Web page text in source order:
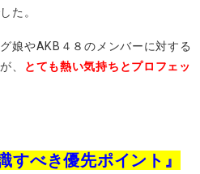
た。
娘やAKB４８のメンバーに対する
、
とても熱い気持ちとプロフェッ
すべき優先ポイント』